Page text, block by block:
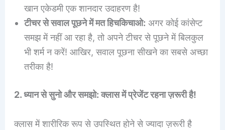
खान एकेडमी एक शानदार उदाहरण है!
टीचर से सवाल पूछने में मत हिचकिचाओ: अगर कोई कांसेप्ट
समझ में नहीं आ रहा है, तो अपने टीचर से पूछने में बिलकुल
भी शर्म न करें! आखिर, सवाल पूछना सीखने का सबसे अच्छा
तरीका है!
2. ध्यान से सुनो और समझो: क्लास में प्रेजेंट रहना ज़रूरी है!
क्लास में शारीरिक रूप से उपस्थित होने से ज्यादा ज़रूरी है